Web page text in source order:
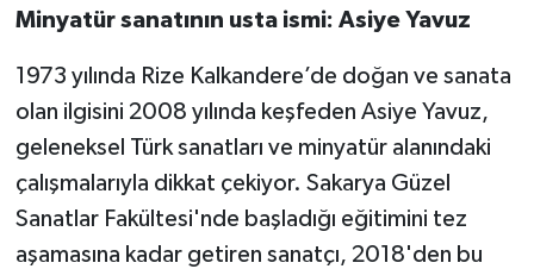
Minyatür sanatının usta ismi: Asiye Yavuz
1973 yılında Rize Kalkandere’de doğan ve sanata
olan ilgisini 2008 yılında keşfeden Asiye Yavuz,
geleneksel Türk sanatları ve minyatür alanındaki
çalışmalarıyla dikkat çekiyor. Sakarya Güzel
Sanatlar Fakültesi'nde başladığı eğitimini tez
aşamasına kadar getiren sanatçı, 2018'den bu